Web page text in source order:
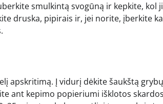
smulkintą svogūną ir kepkite, kol
druska, pipirais ir, jei norite, įberkite
apskritimą. Į vidurį dėkite šaukštą grybų
ant kepimo popieriumi išklotos